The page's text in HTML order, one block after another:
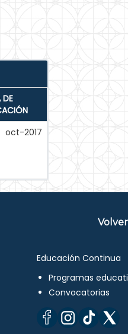
DE
oct-2017
Educación Continua
Programas
Convocatorias